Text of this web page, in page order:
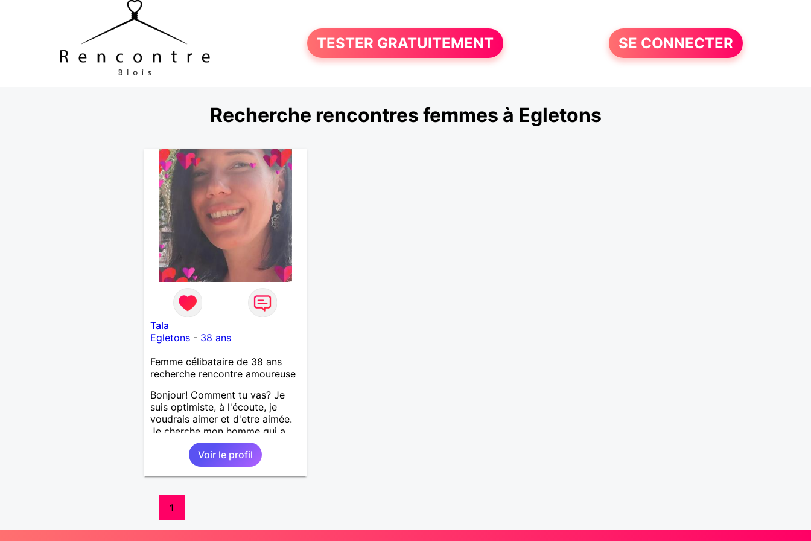
TESTER GRATUITEMENT SE CONNECTER
Recherche rencontres femmes à Egletons
Tala
Egletons- 38 ans
Femme célibataire de 38 ans
recherche rencontre amoureuse
Bonjour! Comment tu vas? Je
suis optimiste, à l'écoute, je
voudrais aimer et d'etre aimée.
Je cherche mon homme qui a
38-48 ans. Aussi en Correse en
préférence ou dans son alentour
vu que je travaille en CDI et je
ne peux pas souvent voyager
monde.
Voir le profil
1